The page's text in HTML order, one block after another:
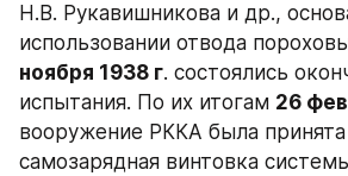
H.B. Рукавишникова и др.,
использовании отвода
ноября 1938 г. состоялись
испытания. По их итогам 26
вооружение РККА была
самозарядная винтовка